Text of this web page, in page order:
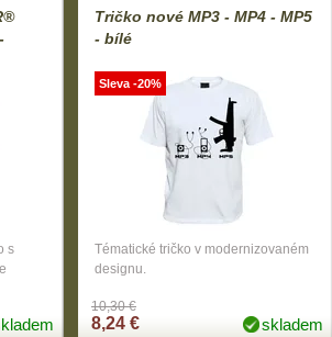
s
Tričko nové MP3 - MP4 - MP5
- bílé
Tématické tričko v modernizovaném
designu.
10,30 €
8,24 € skladem
Sleva -20%